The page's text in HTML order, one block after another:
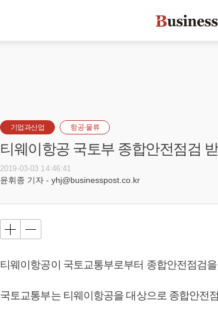
기업과산업 항공·물류
티웨이항공 국토부 종합안전점검
2019-03-03 14:46:41
윤휘종 기자 - yhj@businesspost.co.kr
티웨이항공이 국토교통부로부터 종합안전점검
국토교통부는 티웨이항공을 대상으로 종합안전